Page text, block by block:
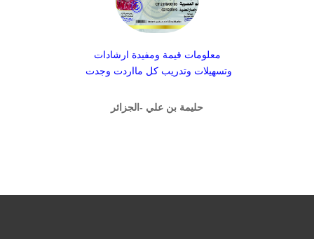
معلومات قيمة ومفيدة ارشادات
وتسهيلات وتدريب كل مااردت وجدت
حليمة بن علي -الجزائر